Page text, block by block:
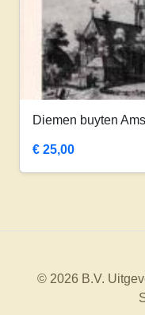
Diemen buyten
€ 25,00
© 2026 B.V.